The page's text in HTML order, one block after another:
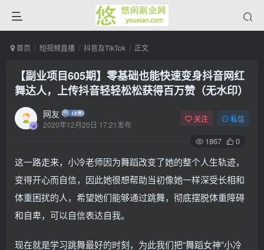
首页 短视频直播 抖音及TikTok 正文
【副业项目605期】零基础也能快速变身抖音网红
舞达人，上传抖音轻轻松松获得百万赞（无水印）
网友
2020年12月20日 17:21发布
关注 私信
1867 0
这一路走来，小冷老师因为舞蹈改变了她的整个人生轨迹，
变得开心而自信，因此她很想帮助当初像她一样深受长相和
体重困扰的人，希望她们能够通过跳舞，彻底摆脱体重障碍
和自卑，可以自信表达自我。
现在就是学习跳舞最好的时刻，为此我们把“舞蹈女神”小冷